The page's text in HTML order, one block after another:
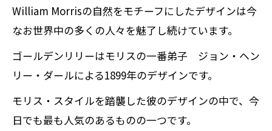
William Morrisの自然をモチーフにしたデザインは今
なお世界中の多くの人々を魅了し続けています。
ゴールデンリリーはモリスの一番弟子 ジョン・ヘン
リー・ダールによる1899年のデザインです。
モリス・スタイルを踏襲した彼のデザインの中で、今
日でも最も人気のあるものの一つです。